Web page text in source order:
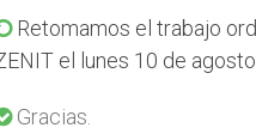
Retomamos el trabajo
el lunes 10 de agosto.
Gracias.